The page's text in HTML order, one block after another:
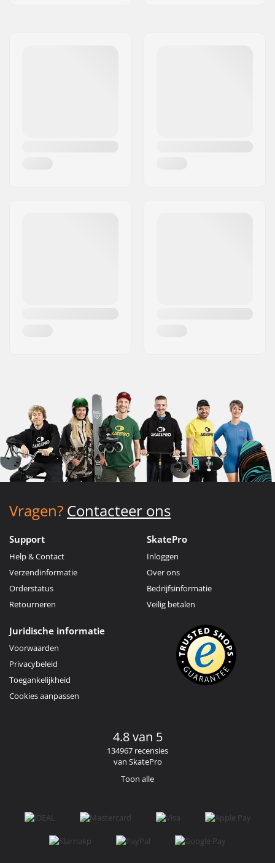
Vragen? Contacteer ons
Support
Help & Contact
Verzendinformatie
Orderstatus
Retourneren
SkatePro
Inloggen
Over ons
Bedrijfsinformatie
Veilig betalen
Juridische informatie
Voorwaarden
Privacybeleid
Toegankelijkheid
Cookies aanpassen
4.8 van 5
134967 recensies
van SkatePro
Toon alle